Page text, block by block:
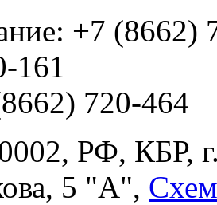
+7
161
720-464
РФ, КБР,
5 "А",